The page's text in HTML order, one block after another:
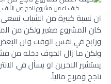
كيف اعمل مشروع ناجح من الألف
ان نسبة كبيرة من الشباب
كان المشروع صغير ولكن من
ورابح في نفس الوقت وان
ولكن ما زال الخوف دخله من
يستشير الاخرين او يسأل في
ناجح ومربح مالياً.